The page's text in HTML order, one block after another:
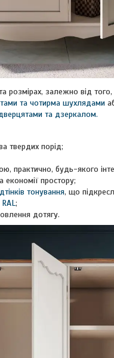
залежно від того,
та чотирма шухлядами
та дзеркалом.
твердих порід;
практично, будь-якого
економії простору;
тонування, що
;
дотягу.